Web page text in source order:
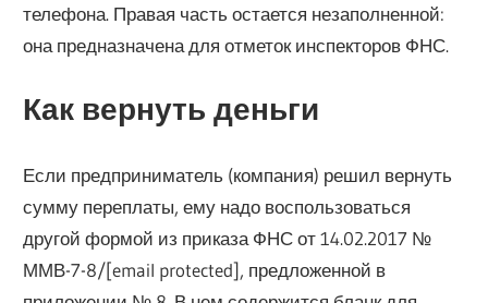
телефона. Правая часть остается незаполненной:
она предназначена для отметок инспекторов ФНС.
Как вернуть деньги
Если предприниматель (компания) решил вернуть
сумму переплаты, ему надо воспользоваться
другой формой из приказа ФНС от 14.02.2017 №
ММВ-7-8/[email protected], предложенной в